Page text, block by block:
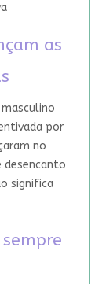
as
por
no
desencanto
significa